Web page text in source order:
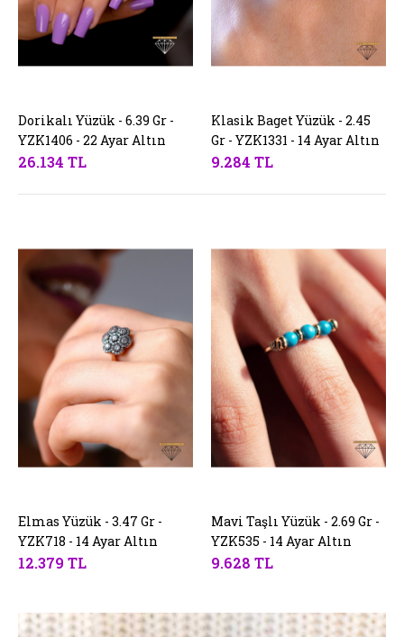
SEPETE EKLE
Dorikalı Yüzük - 6.39 Gr -
YZK1406 - 22 Ayar Altın
26.134 TL
SEPETE EKLE
Klasik Baget Yüzük - 2.45
Gr - YZK1331 - 14 Ayar Altın
9.284 TL
SEPETE EKLE
Elmas Yüzük - 3.47 Gr -
YZK718 - 14 Ayar Altın
12.379 TL
SEPETE EKLE
Mavi Taşlı Yüzük - 2.69 Gr -
YZK535 - 14 Ayar Altın
9.628 TL